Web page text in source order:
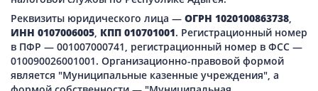
Реквизиты юридического лица — ОГРН 1020100863738,
ИНН 0107006005, КПП 010701001. Регистрационный номер
в ПФР — 001007000741, регистрационный номер в ФСС —
010090026001001. Организационно-правовой формой
является "Муниципальные казенные учреждения", а